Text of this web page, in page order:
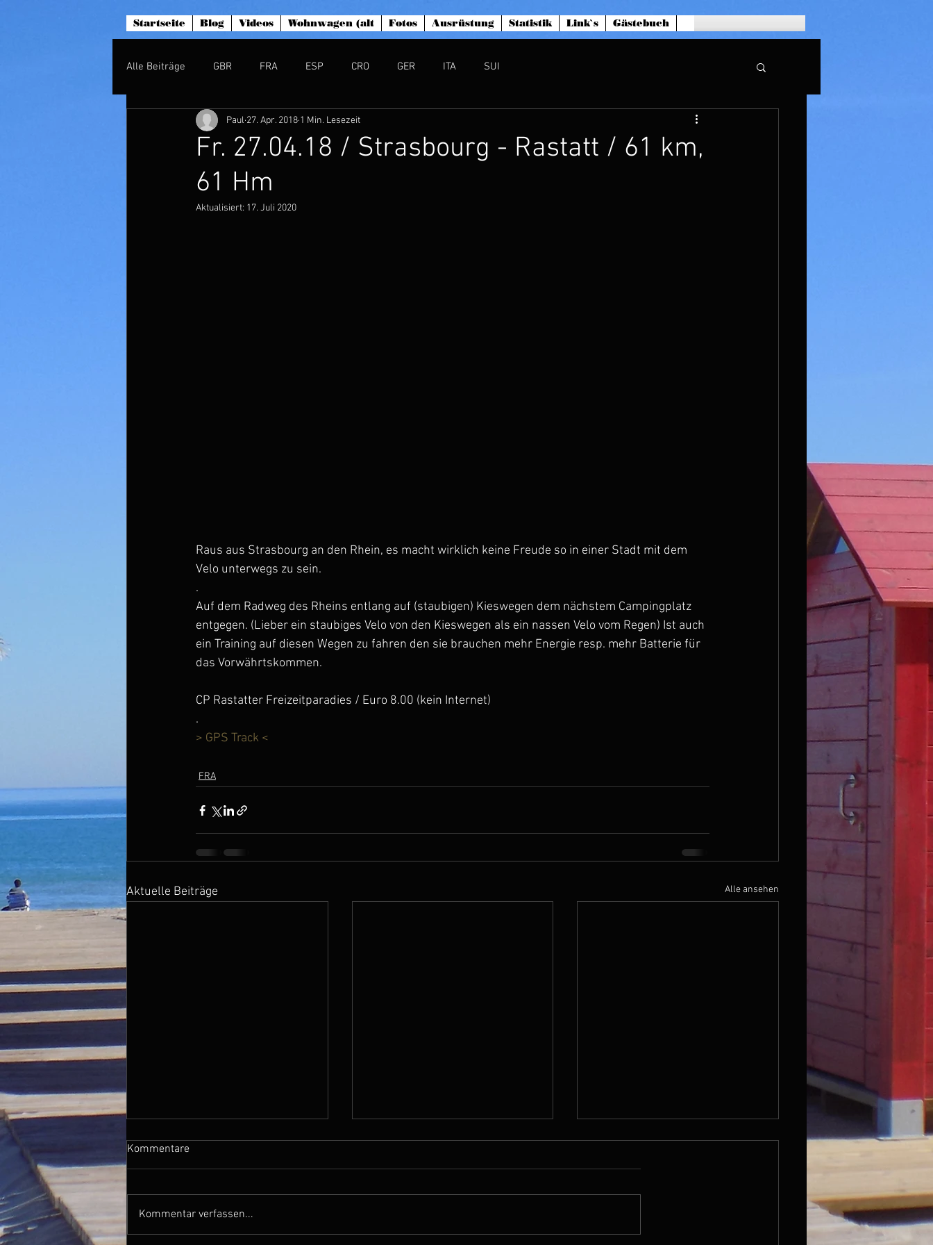
Startseite Blog Videos Wohnwagen (alt Fotos Ausrüstung Statistik Link`s Gästebuch
Alle Beiträge GBR FRA ESP CRO GER ITA SUI
Fr. 27.04.18 / Strasbourg - Rastatt / 61 km,
61 Hm
Paul 27. Apr. 2018 1 Min. Lesezeit
Aktualisiert: 17. Juli 2020
Raus aus Strasbourg an den Rhein, es macht wirklich keine Freude so in einer Stadt mit dem
Velo unterwegs zu sein.
.
Auf dem Radweg des Rheins entlang auf (staubigen) Kieswegen dem nächstem Campingplatz
entgegen. (Lieber ein staubiges Velo von den Kieswegen als ein nassen Velo vom Regen) Ist auch
ein Training auf diesen Wegen zu fahren den sie brauchen mehr Energie resp. mehr Batterie für
das Vorwährtskommen.
CP Rastatter Freizeitparadies / Euro 8.00 (kein Internet)
.
> GPS Track <
FRA
Aktuelle Beiträge Alle ansehen
Kommentare
Kommentar verfassen...